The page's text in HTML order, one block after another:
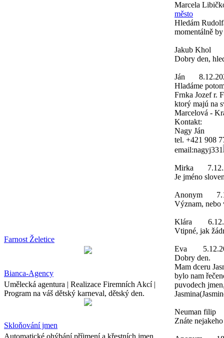
Farnost Želetice
Bianca-Agency
Umělecká agentura | Realizace Firemních Akcí |
Program na váš dětský karneval, dětský den.
Skloňování jmen
Automatické ohýbání příjmení a křestních jmen
Marcela
město
Hledám
momentálně
Jakub Khol
Dobry den,
Ján
Hladáme
Frnka Jozef r.
ktorý majú na
Marcelová -
Kontakt:
Nagy Ján
tel. +421 908
email:nagyj331
Mirka
Je jméno
Anonym
Význam, nebo
Klára
Vtipné, jak
Eva
Dobry den.
Mam dceru
bylo nam
puvodech
Neuman filip
Znáte